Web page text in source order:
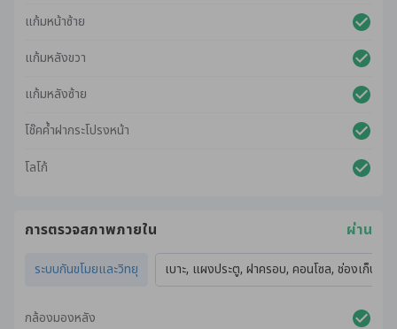
แก้มหน้าซ้าย
แก้มหลังขวา
แก้มหลังซ้าย
โช๊คค้ำฝากระโปรงหน้า
โลโก้
การตรวจสภาพภายใน ผ่าน
ระบบกันขโมยและวิทยุ เบาะ, แผงประตู, ฝาครอบ, คอนโซล, ช่องเก็บข
กล้องมองหลัง